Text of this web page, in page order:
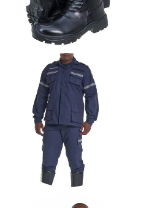
CALCADOS
FARDAMENTO LINHA